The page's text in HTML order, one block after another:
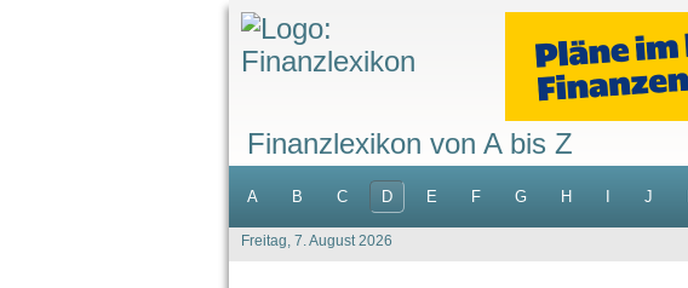
Finanzlexikon von A bis Z
A B C D E F G H J
Freitag, 7. August 2026